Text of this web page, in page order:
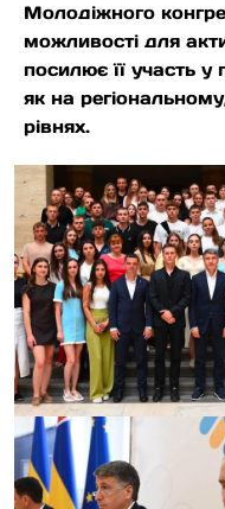
Молодіжного
можливості для
посилює її участь
як на
рівнях.